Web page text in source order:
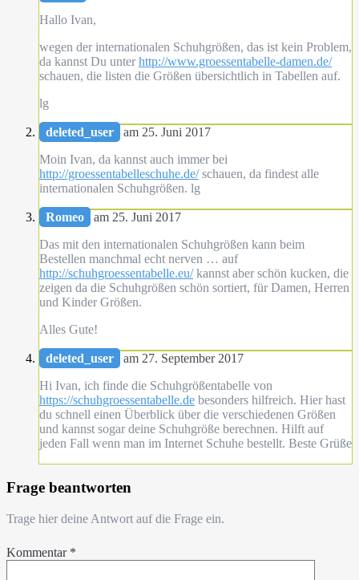
Hallo Ivan,
wegen der internationalen Schuhgrößen, das ist kein Problem,
da kannst Du unter http://www.groessentabelle-damen.de/
schauen, die listen die Größen übersichtlich in Tabellen auf.
lg
deleted_user
am 25. Juni 2017
Moin Ivan, da kannst auch immer bei
http://groessentabelleschuhe.de/schauen, da findest alle
internationalen Schuhgrößen. lg
Romeo
am 25. Juni 2017
Das mit den internationalen Schuhgrößen kann beim
Bestellen manchmal echt nerven … auf
http://schuhgroessentabelle.eu/kannst aber schön kucken, die
zeigen da die Schuhgrößen schön sortiert, für Damen, Herren
und Kinder Größen.
Alles Gute!
deleted_user
am 27. September 2017
Hi Ivan, ich finde die Schuhgrößentabelle von
https://schuhgroessentabelle.de besonders hilfreich. Hier hast
du schnell einen Überblick über die verschiedenen Größen
und kannst sogar deine Schuhgröße berechnen. Hilft auf
jeden Fall wenn man im Internet Schuhe bestellt. Beste Grüße
Frage beantworten
Trage hier deine Antwort auf die Frage ein.
Kommentar *